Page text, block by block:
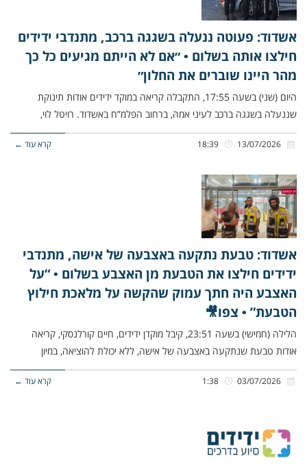
אשדוד: פעוטה ננעלה בשגגה ברכב, מתנדבי ידידים
חילצו אותה בשלום • ״אם לא הייתם מגיעים כל כך
מהר היינו שוברים את החלון״
היום (שני) בשעה 17:55, התקבלה קריאה במוקד ידידים אודות תינוקת
שננעלה בשגגה ברכב לעיני אמהּ, ברחוב הפלמ”ח באשדוד. רויטל לוי,
קרא עוד ←
אשדוד: טבעת נתקעה באצבעה של אישה, מתנדבי
ידידים חילצו את הטבעת מן האצבע בשלום • “על
האצבע היה חתך עמוק שהקשה על מלאכת חילוץ
הטבעת” • צפו🎥
הלילה (חמישי) בשעה 23:51, קיבל מוקדן ידידים, חיים קורלנסקי, קריאה
אודות טבעת שנתקעה באצבעה של אישה, ללא יכולת להוציאה, במיון
קרא עוד ←